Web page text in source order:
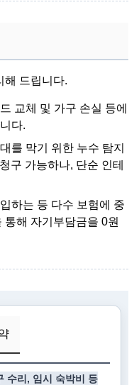
해 드립니다.
교체 및 가구 손실 등에
다.
를 막기 위한 누수 탐지
구 가능하나, 단순 인테
하는 등 다수 보험에 중
해 자기부담금을 0원
수리, 임시 숙박비 등